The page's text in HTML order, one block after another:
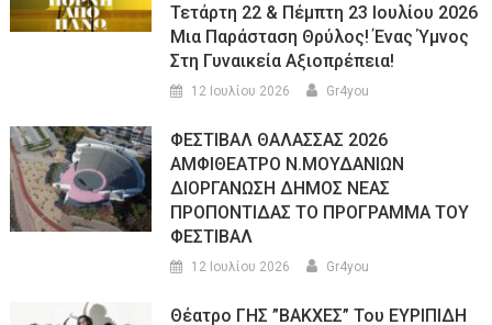
Τετάρτη 22 & Πέμπτη 23 Ιουλίου 2026
Μια Παράσταση Θρύλος! Ένας Ύμνος
Στη Γυναικεία Αξιοπρέπεια!
12 Ιουλίου 2026 Gr4you
ΦΕΣΤΙΒΑΛ ΘΑΛΑΣΣΑΣ 2026
ΑΜΦΙΘΕΑΤΡΟ Ν.ΜΟΥΔΑΝΙΩΝ
ΔΙΟΡΓΑΝΩΣΗ ΔΗΜΟΣ ΝΕΑΣ
ΠΡΟΠΟΝΤΙΔΑΣ ΤΟ ΠΡΟΓΡΑΜΜΑ ΤΟΥ
ΦΕΣΤΙΒΑΛ
12 Ιουλίου 2026 Gr4you
Θέατρο ΓΗΣ ”ΒΑΚΧΕΣ” Του ΕΥΡΙΠΙΔΗ